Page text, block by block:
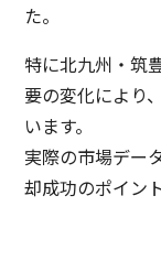
た。
特に北九州・筑
要の変化により
います。
実際の市場デー
却成功のポイン